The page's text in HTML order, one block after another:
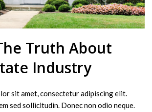
Truth About
Industry
sit amet, consectetur adipiscing elit.
sed sollicitudin. Donec non odio neque.